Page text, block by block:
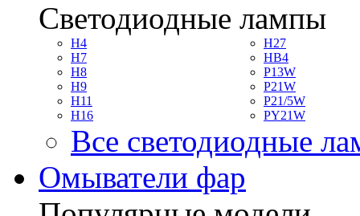
Светодиодные лампы
H4
H7
H8
H9
H11
H16
H27
HB4
P13W
P21W
P21/5W
PY21W
Все светодиодные
Омыватели фар